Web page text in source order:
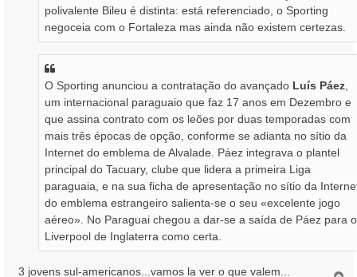
polivalente Bileu é distinta: está referenciado, o Sporting
negoceia com o Fortaleza mas ainda não existem certezas.
O Sporting anunciou a contratação do avançado Luís Páez,
um internacional paraguaio que faz 17 anos em Dezembro e
que assina contrato com os leões por duas temporadas com
mais três épocas de opção, conforme se adianta no sítio da
Internet do emblema de Alvalade. Páez integrava o plantel
principal do Tacuary, clube que lidera a primeira Liga
paraguaia, e na sua ficha de apresentação no sítio da
do emblema estrangeiro salienta-se o seu «excelente jogo
aéreo». No Paraguai chegou a dar-se a saída de Páez para o
Liverpool de Inglaterra como certa.
3 jovens sul-americanos...vamos la ver o que valem...